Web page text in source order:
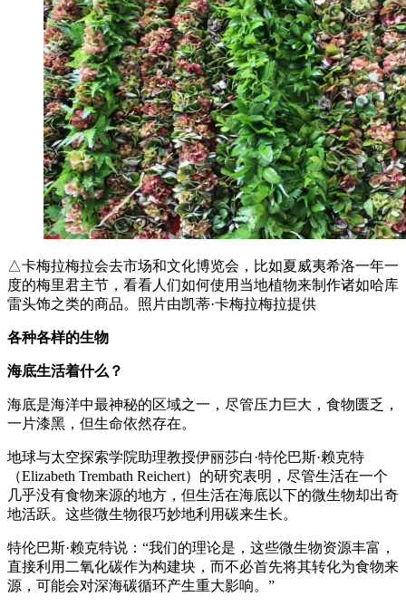
△卡梅拉梅拉会去市场和文化博览会，比如夏威夷希洛一年一
度的梅里君主节，看看人们如何使用当地植物来制作诸如哈库
雷头饰之类的商品。照片由凯蒂·卡梅拉梅拉提供
各种各样的生物
海底生活着什么？
海底是海洋中最神秘的区域之一，尽管压力巨大，食物匮乏，
一片漆黑，但生命依然存在。
地球与太空探索学院助理教授伊丽莎白·特伦巴斯·赖克特
（Elizabeth Trembath Reichert）的研究表明，尽管生活在一个
几乎没有食物来源的地方，但生活在海底以下的微生物却出奇
地活跃。这些微生物很巧妙地利用碳来生长。
特伦巴斯·赖克特说：“我们的理论是，这些微生物资源丰富，
直接利用二氧化碳作为构建块，而不必首先将其转化为食物来
源，可能会对深海碳循环产生重大影响。”